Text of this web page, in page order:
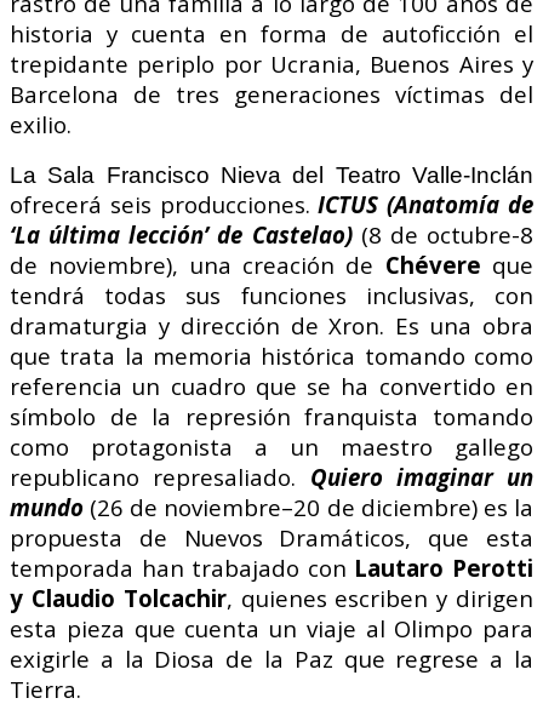
historia y cuenta en forma de autoficción el
trepidante periplo por Ucrania, Buenos Aires y
Barcelona de tres generaciones víctimas del
exilio.
La Sala Francisco Nieva del Teatro Valle-Inclán
ofrecerá seis producciones.ICTUS (Anatomía de
‘La última lección’ de Castelao) (8 de octubre-8
de noviembre), una creación de Chévere que
tendrá todas sus funciones inclusivas, con
dramaturgia y dirección de Xron. Es una obra
que trata la memoria histórica tomando como
referencia un cuadro que se ha convertido en
símbolo de la represión franquista tomando
como protagonista a un maestro gallego
republicano represaliado. Quiero imaginar un
mundo (26 de noviembre–20 de diciembre) es la
propuesta de Nuevos Dramáticos, que esta
temporada han trabajado con Lautaro Perotti
y Claudio Tolcachir, quienes escriben y dirigen
esta pieza que cuenta un viaje al Olimpo para
exigirle a la Diosa de la Paz que regrese a la
Tierra.